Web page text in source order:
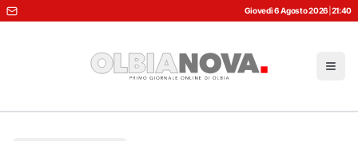
Giovedì 6 Agosto 2026 21:40